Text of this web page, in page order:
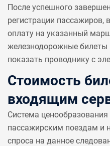
После успешного
регистрации пассажиров,
оплату на указанный
железнодорожные билеты
показать проводнику с
Стоимость
входящим
Система
пассажирским поездам и
спроса на данное